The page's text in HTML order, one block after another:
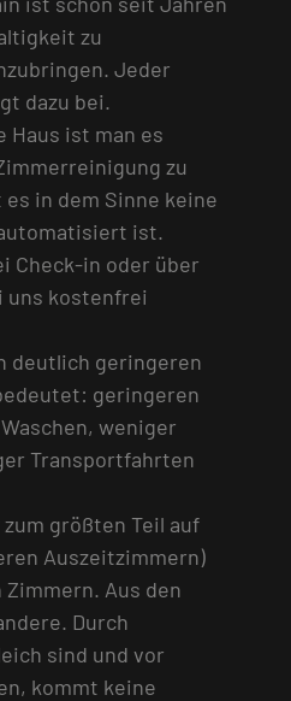
zu
Jeder
dazu bei.
Haus ist man es
zu
in dem Sinne keine
ist.
Check-in oder über
uns kostenfrei
deutlich geringeren
geringeren
weniger
Transportfahrten
größten Teil auf
Auszeitzimmern)
Zimmern. Aus den
Durch
sind und vor
kommt keine